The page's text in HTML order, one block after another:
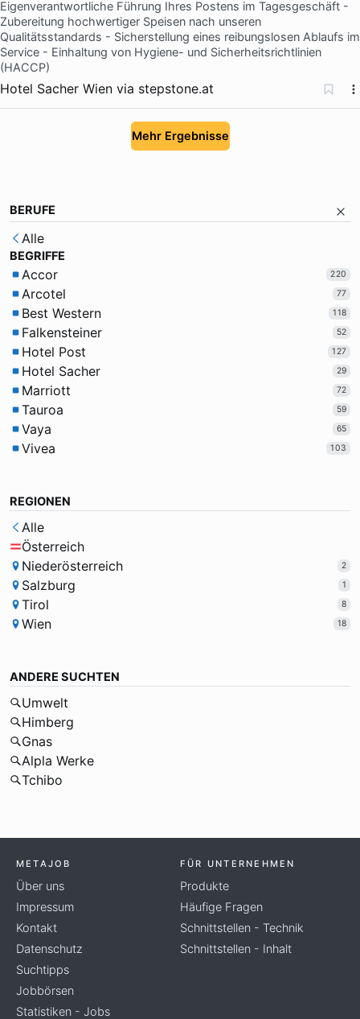
Eigenverantwortliche Führung Ihres Postens im Tagesgeschäft -
Zubereitung hochwertiger Speisen nach unseren
Qualitätsstandards - Sicherstellung eines reibungslosen Ablaufs im
Service - Einhaltung von Hygiene- und Sicherheitsrichtlinien
(HACCP)
Hotel Sacher Wien via stepstone.at
Mehr Ergebnisse
BERUFE
Alle
BEGRIFFE
Accor 220
Arcotel 77
Best Western 118
Falkensteiner 52
Hotel Post 127
Hotel Sacher 29
Marriott 72
Tauroa 59
Vaya 65
Vivea 103
REGIONEN
Alle
Österreich
Niederösterreich
2
Salzburg 1
Tirol 8
Wien 18
ANDERE SUCHTEN
Umwelt
Himberg
Gnas
Alpla Werke
Tchibo
METAJOB
Über uns
Impressum
Kontakt
Datenschutz
Suchtipps
Jobbörsen
Statistiken - Jobs
FÜR UNTERNEHMEN
Produkte
Häufige Fragen
Schnittstellen - Technik
Schnittstellen - Inhalt